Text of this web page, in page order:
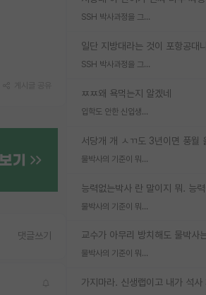
SSH 박사과정을 그만두고 지방대 박사로 옮기면 교수의 꿈은 끝일까요?
SSH 박사과정을 그만두고 지방대 박사로 옮기면 교수의 꿈은 끝일까요?
ㅉㅉ왜 욕먹는지 알겠네
입학도 안한 신입생이 원래 관심을 받나요
물박사의 기준이 뭐임?
물박사의 기준이 뭐임?
물박사의 기준이 뭐임?
댓글쓰기